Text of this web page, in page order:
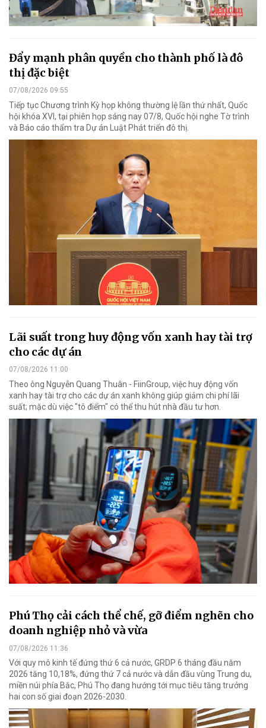
Đẩy mạnh phân quyền cho thành phố là đô
thị đặc biệt
07/08/2026 09:55
Tiếp tục Chương trình Kỳ họp không thường lệ lần thứ nhất, Quốc
hội khóa XVI, tại phiên họp sáng nay 07/8, Quốc hội nghe Tờ trình
và Báo cáo thẩm tra Dự án Luật Phát triển đô thị.
Lãi suất trong huy động vốn xanh hay tài trợ
cho các dự án
07/08/2026 11:00
Theo ông Nguyễn Quang Thuân - FiinGroup, việc huy động vốn
xanh hay tài trợ cho các dự án xanh không giúp giảm chi phí lãi
suất; mặc dù việc "tô điểm" có thể thu hút nhà đầu tư hơn.
Phú Thọ cải cách thể chế, gỡ điểm nghẽn cho
doanh nghiệp nhỏ và vừa
07/08/2026 11:36
Với quy mô kinh tế đứng thứ 6 cả nước, GRDP 6 tháng đầu năm
2026 tăng 10,18%, đứng thứ 7 cả nước và dẫn đầu vùng Trung du,
miền núi phía Bắc, Phú Thọ đang hướng tới mục tiêu tăng trưởng
hai con số giai đoạn 2026-2030.